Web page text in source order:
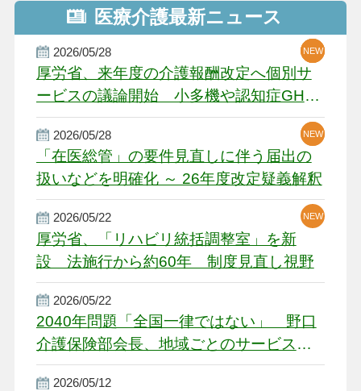
医療介護最新ニュース
2026/05/28
厚労省、来年度の介護報酬改定へ個別サ
ービスの議論開始 小多機や認知症GH、
厳しい経営環境に危機感
NEW
NEW
NEW
2026/05/28
「在医総管」の要件見直しに伴う届出の
扱いなどを明確化 ～ 26年度改定疑義解釈
NEW
NEW
2026/05/22
厚労省、「リハビリ統括調整室」を新
設 法施行から約60年 制度見直し視野
NEW
2026/05/22
2040年問題「全国一律ではない」 野口
介護保険部会長、地域ごとのサービス基
盤整備を促す
2026/05/12